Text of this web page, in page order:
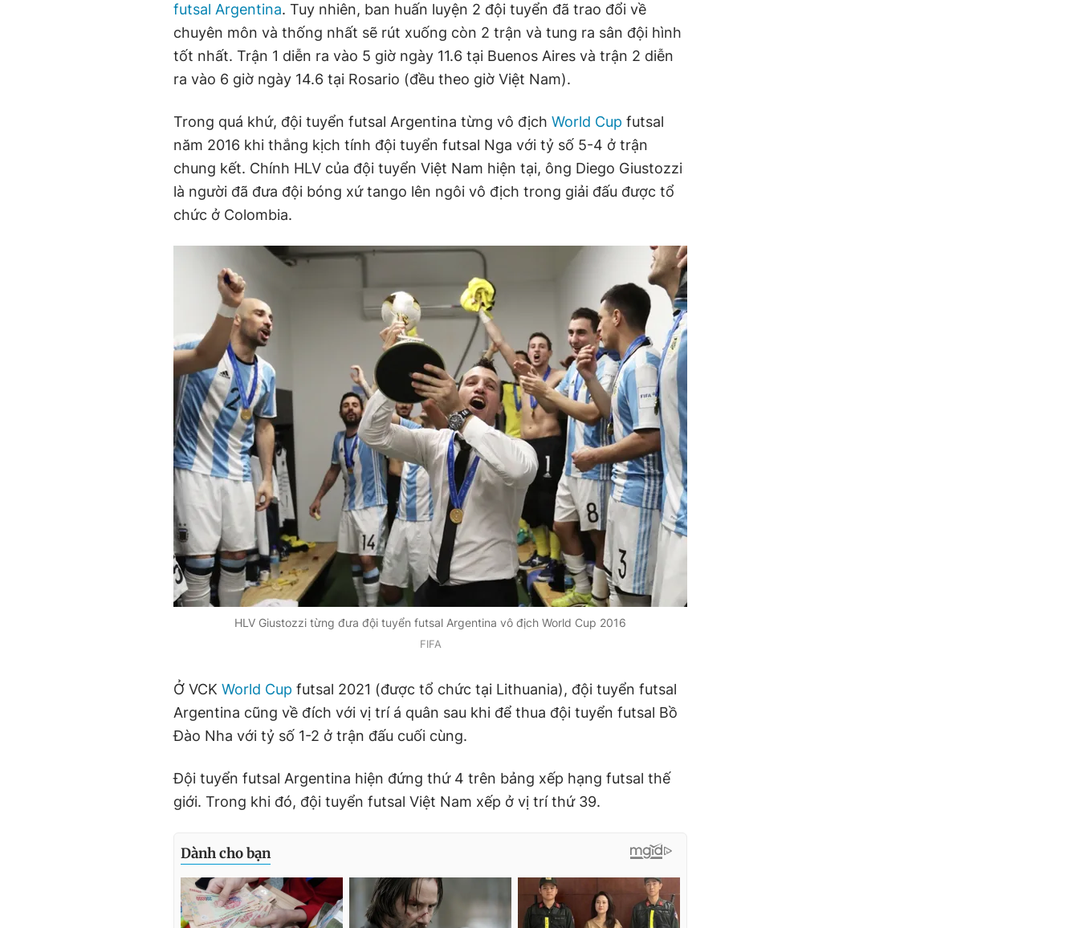
futsal Argentina. Tuy nhiên, ban huấn luyện 2 đội tuyển đã trao đổi về
chuyên môn và thống nhất sẽ rút xuống còn 2 trận và tung ra sân đội hình
tốt nhất. Trận 1 diễn ra vào 5 giờ ngày 11.6 tại Buenos Aires và trận 2 diễn
ra vào 6 giờ ngày 14.6 tại Rosario (đều theo giờ Việt Nam).
Trong quá khứ, đội tuyển futsal Argentina từng vô địch World Cup futsal
năm 2016 khi thắng kịch tính đội tuyển futsal Nga với tỷ số 5-4 ở trận
chung kết. Chính HLV của đội tuyển Việt Nam hiện tại, ông Diego Giustozzi
là người đã đưa đội bóng xứ tango lên ngôi vô địch trong giải đấu được tổ
chức ở Colombia.
HLV Giustozzi từng đưa đội tuyển futsal Argentina vô địch World Cup 2016
FIFA
Ở VCK World Cup futsal 2021 (được tổ chức tại Lithuania), đội tuyển futsal
Argentina cũng về đích với vị trí á quân sau khi để thua đội tuyển futsal Bồ
Đào Nha với tỷ số 1-2 ở trận đấu cuối cùng.
Đội tuyển futsal Argentina hiện đứng thứ 4 trên bảng xếp hạng futsal thế
giới. Trong khi đó, đội tuyển futsal Việt Nam xếp ở vị trí thứ 39.